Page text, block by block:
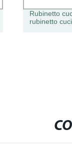
Rubinetto
rubinetto